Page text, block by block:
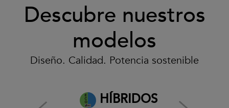
Descubre nuestros
modelos
Diseño. Calidad. Potencia sostenible
HÍBRIDOS